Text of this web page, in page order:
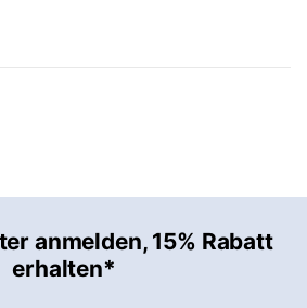
anmelden, 15% Rabatt
erhalten*